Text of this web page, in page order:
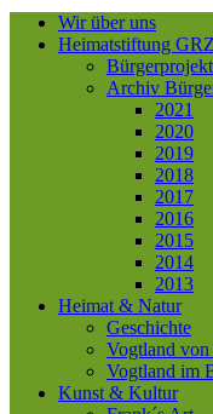
Wir über uns
Heimatstiftung
Archiv
2021
2020
2019
2018
2017
2016
2015
2014
2013
Heimat & Natur
Geschichte
Vogtland von
Vogtland im
Kunst & Kultur